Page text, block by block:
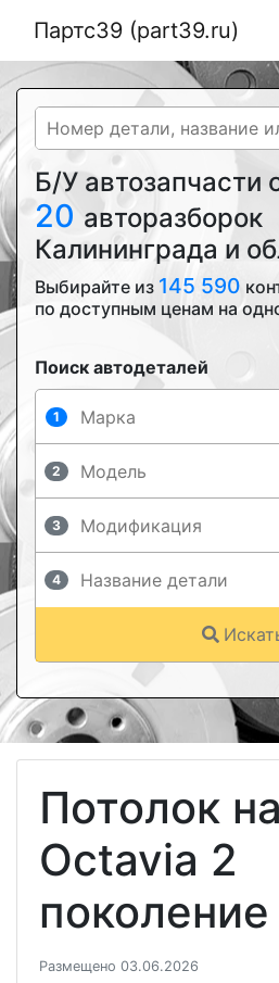
Партс39 (part39.ru)
Б/У автозапчасти
20 авторазборок
Калининграда и
Выбирайте из 145 590
по доступным ценам на
Поиск автодеталей
1
2
3
4
Потолок
Octavia 2
поколение
Размещено 03.06.2026